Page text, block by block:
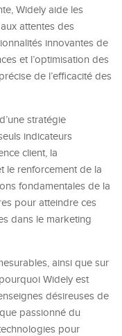
Widely aide les
attentes des
innovantes de
et l’optimisation des
de l’efficacité des
stratégie
indicateurs
client, la
le renforcement de la
fondamentales de la
pour atteindre ces
dans le marketing
ainsi que sur
Widely est
désireuses de
passionné du
pour